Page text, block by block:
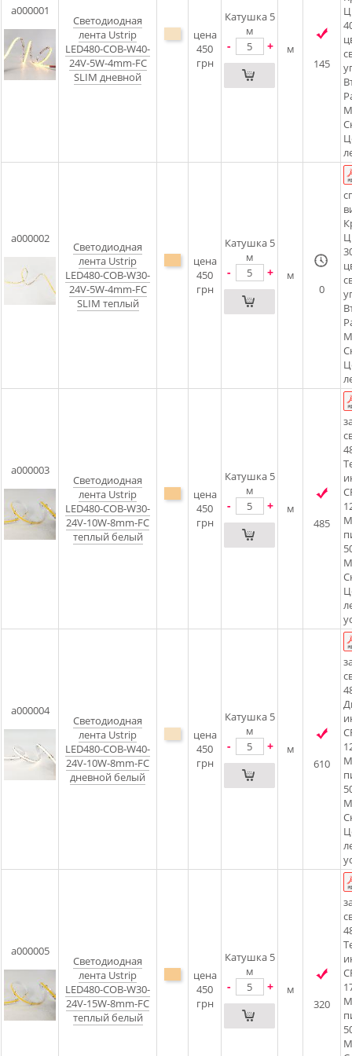
a000001
Светодиодная
лента Ustrip
LED480-COB-W40-
24V-5W-4mm-FC
SLIM дневной
цена
450
грн
Катушка 5
м
- +
м
145
a000002
Светодиодная
лента Ustrip
LED480-COB-W30-
24V-5W-4mm-FC
SLIM теплый
цена
450
грн
Катушка 5
м
- +
м
0
a000003
Светодиодная
лента Ustrip
LED480-COB-W30-
24V-10W-8mm-FC
теплый белый
цена
450
грн
Катушка 5
м
- +
м
485
a000004
Светодиодная
лента Ustrip
LED480-COB-W40-
24V-10W-8mm-FC
дневной белый
цена
450
грн
Катушка 5
м
- +
м
610
a000005
Светодиодная
лента Ustrip
LED480-COB-W30-
24V-15W-8mm-FC
теплый белый
цена
450
грн
Катушка 5
м
- +
м
320